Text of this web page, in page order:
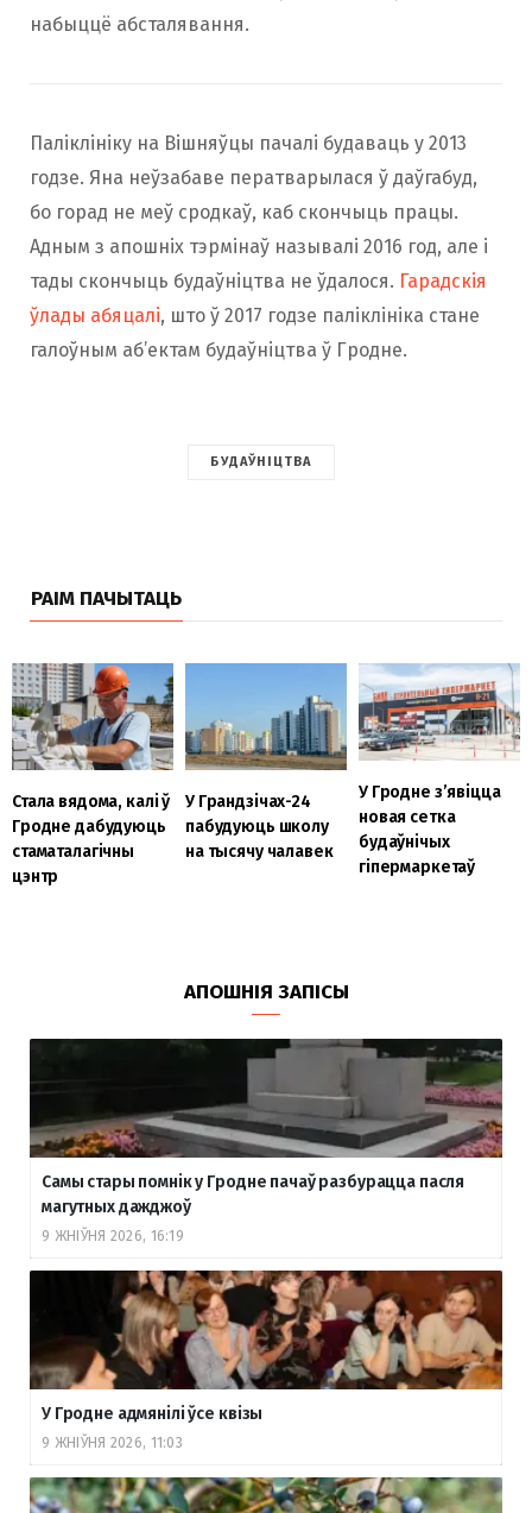
набыццё абсталявання.
Паліклініку на Вішняўцы пачалі будаваць у 2013
годзе. Яна неўзабаве ператварылася ў даўгабуд,
бо горад не меў сродкаў, каб скончыць працы.
Адным з апошніх тэрмінаў называлі 2016 год, але і
тады скончыць будаўніцтва не ўдалося. Гарадскія
ўлады абяцалі, што ў 2017 годзе паліклініка стане
галоўным аб’ектам будаўніцтва ў Гродне.
БУДАЎНІЦТВА
РАІМ ПАЧЫТАЦЬ
Стала вядома, калі ў
Гродне дабудуюць
стаматалагічны
цэнтр
У Грандзічах-24
пабудуюць школу
на тысячу чалавек
У Гродне з’явіцца
новая сетка
будаўнічых
гіпермаркетаў
АПОШНІЯ ЗАПІСЫ
Самы стары помнік у Гродне пачаў разбурацца пасля
магутных дажджоў
9 ЖНІЎНЯ 2026, 16:19
У Гродне адмянілі ўсе квізы
9 ЖНІЎНЯ 2026, 11:03